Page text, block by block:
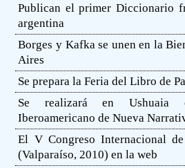
Publican el primer Diccionario
argentina
Borges y Kafka se unen en la
Aires
Se prepara la Feria del Libro de
Se realizará en Ushuaia
Iberoamericano de Nueva
El V Congreso Internacional
(Valparaíso, 2010) en la web